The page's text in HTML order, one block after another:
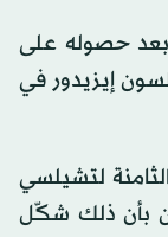
بعد حصوله على
إيزيدور في
لتشيلسي
بأن ذلك شكّل